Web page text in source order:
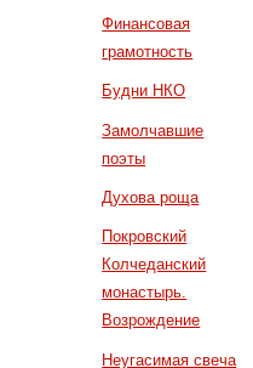
Финансовая
грамотность
Будни НКО
Замолчавшие
поэты
Духова роща
Покровский
Колчеданский
монастырь.
Возрождение
Неугасимая свеча